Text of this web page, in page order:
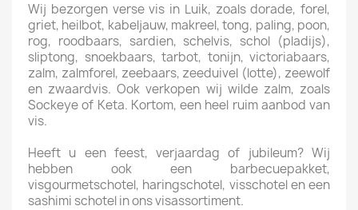
Wij bezorgen verse vis in Luik, zoals dorade, forel,
griet, heilbot, kabeljauw, makreel, tong, paling, poon,
rog, roodbaars, sardien, schelvis, schol (pladijs),
sliptong, snoekbaars, tarbot, tonijn, victoriabaars,
zalm, zalmforel, zeebaars, zeeduivel (lotte), zeewolf
en zwaardvis. Ook verkopen wij wilde zalm, zoals
Sockeye of Keta. Kortom, een heel ruim aanbod van
vis.
Heeft u een feest, verjaardag of jubileum? Wij
hebben ook een barbecuepakket,
visgourmetschotel, haringschotel, visschotel en een
sashimi schotel in ons visassortiment.